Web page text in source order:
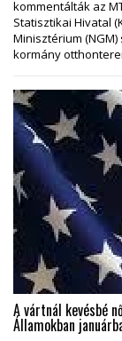
kommentálták az
Statisztikai Hivatal
Minisztérium
kormány
A vártnál kevésbé
Államokban